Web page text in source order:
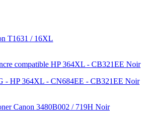
T1631 / 16XL
- HP 364XL - CN684EE - CB321EE Noir